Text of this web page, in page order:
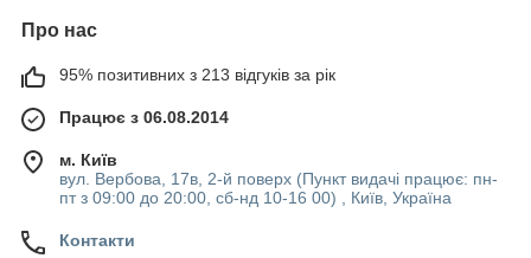
Про нас
95% позитивних з 213 відгуків за рік
Працює з 06.08.2014
м. Київ
вул. Вербова, 17в, 2-й поверх (Пункт видачі працює: пн-
пт з 09:00 до 20:00, сб-нд 10-16 00) , Київ, Україна
Контакти